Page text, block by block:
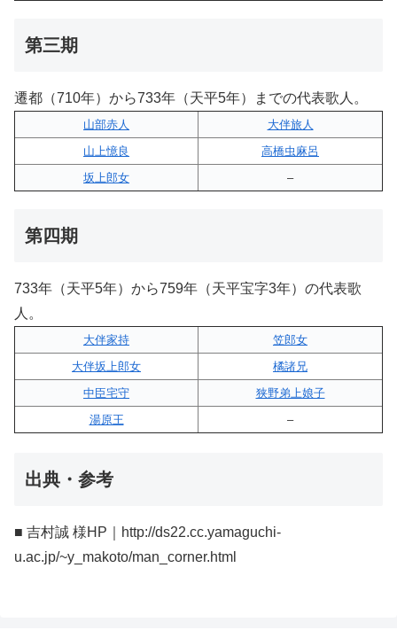
第三期
遷都（710年）から733年（天平5年）までの代表歌人。
山部赤人
大伴旅人
山上憶良
高橋虫麻呂
坂上郎女
–
第四期
733年（天平5年）から759年（天平宝字3年）の代表歌
人。
大伴家持
笠郎女
大伴坂上郎女
橘諸兄
中臣宅守
狭野弟上娘子
湯原王
–
出典・参考
■ 吉村誠 様HP｜http://ds22.cc.yamaguchi-
u.ac.jp/~y_makoto/man_corner.html